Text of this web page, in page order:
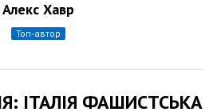
Алекс Хавр
топ-автор
ІТАЛІЯ ФАШИСТСЬКА